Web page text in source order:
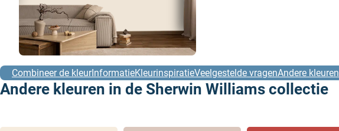
Combineer de kleurInformatieKleurinspiratieVeelgestelde vragenAndere kleuren
Andere kleuren in de Sherwin Williams collectie